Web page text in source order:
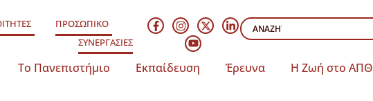
ΠΡΟΣΩΠΙΚΟ
ΣΥΝΕΡΓΑΣΙΕΣ
Το Πανεπιστήμιο
Εκπαίδευση Έρευνα Η Ζωή στο ΑΠΘ